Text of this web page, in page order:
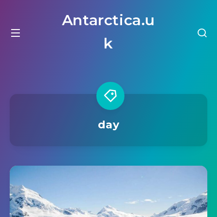
Antarctica.u
k
day